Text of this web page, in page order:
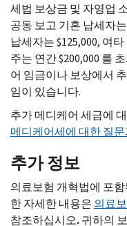
세법 보상금 및 자영업
공동 보고 기혼 납세자
납세자는 $125,000, 여
주는 연간 $200,000 를
어 임금이나 보상에서
임이 있습니다.
추가 메디케어 세금에
메디케어세에 대한 질
추가 정보
의료보험 개혁법에 포
한 자세한 내용은 의료
참조하십시오.귀하의